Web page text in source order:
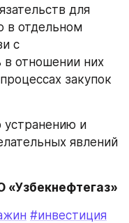
для
в отдельном
с
отношении них
закупок
устранению и
явлений
«Узбекнефтегаз»
#инвестиция